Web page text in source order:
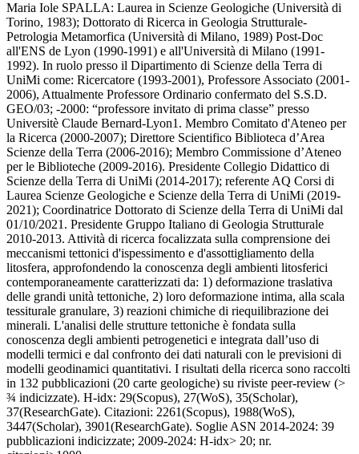
Maria Iole SPALLA: Laurea in Scienze Geologiche (Università di
Torino, 1983); Dottorato di Ricerca in Geologia Strutturale-
Petrologia Metamorfica (Università di Milano, 1989) Post-Doc
all'ENS de Lyon (1990-1991) e all'Università di Milano (1991-
1992). In ruolo presso il Dipartimento di Scienze della Terra di
UniMi come: Ricercatore (1993-2001), Professore Associato (2001-
2006), Attualmente Professore Ordinario confermato del S.S.D.
GEO/03; -2000: “professore invitato di prima classe” presso
Universitè Claude Bernard-Lyon1. Membro Comitato d'Ateneo per
la Ricerca (2000-2007); Direttore Scientifico Biblioteca d’Area
Scienze della Terra (2006-2016); Membro Commissione d’Ateneo
per le Biblioteche (2009-2016). Presidente Collegio Didattico di
Scienze della Terra di UniMi (2014-2017); referente AQ Corsi di
Laurea Scienze Geologiche e Scienze della Terra di UniMi (2019-
2021); Coordinatrice Dottorato di Scienze della Terra di UniMi dal
01/10/2021. Presidente Gruppo Italiano di Geologia Strutturale
2010-2013. Attività di ricerca focalizzata sulla comprensione dei
meccanismi tettonici d'ispessimento e d'assottigliamento della
litosfera, approfondendo la conoscenza degli ambienti litosferici
contemporaneamente caratterizzati da: 1) deformazione traslativa
delle grandi unità tettoniche, 2) loro deformazione intima, alla scala
tessiturale granulare, 3) reazioni chimiche di riequilibrazione dei
minerali. L'analisi delle strutture tettoniche è fondata sulla
conoscenza degli ambienti petrogenetici e integrata dall’uso di
modelli termici e dal confronto dei dati naturali con le previsioni di
modelli geodinamici quantitativi. I risultati della ricerca sono raccolti
in 132 pubblicazioni (20 carte geologiche) su riviste peer-review (>
¾ indicizzate). H-idx: 29(Scopus), 27(WoS), 35(Scholar),
37(ResearchGate). Citazioni: 2261(Scopus), 1988(WoS),
3447(Scholar), 3901(ResearchGate). Soglie ASN 2014-2024: 39
pubblicazioni indicizzate; 2009-2024: H-idx> 20; nr.